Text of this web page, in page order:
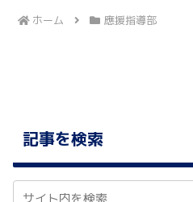
ホーム 應援指導部
記事を検索